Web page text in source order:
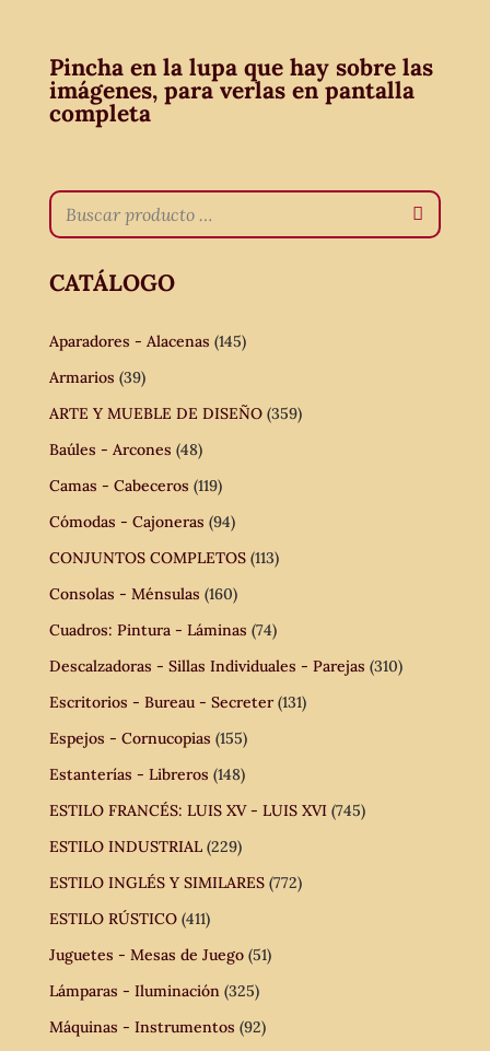
Pincha en la lupa que hay sobre las
imágenes, para verlas en pantalla
completa
CATÁLOGO
Aparadores - Alacenas (145)
Armarios (39)
ARTE Y MUEBLE DE DISEÑO (359)
Baúles - Arcones (48)
Camas - Cabeceros (119)
Cómodas - Cajoneras (94)
CONJUNTOS COMPLETOS (113)
Consolas - Ménsulas (160)
Cuadros: Pintura - Láminas (74)
Descalzadoras - Sillas Individuales - Parejas (310)
Escritorios - Bureau - Secreter (131)
Espejos - Cornucopias (155)
Estanterías - Libreros (148)
ESTILO FRANCÉS: LUIS XV - LUIS XVI (745)
ESTILO INDUSTRIAL (229)
ESTILO INGLÉS Y SIMILARES (772)
ESTILO RÚSTICO (411)
Juguetes - Mesas de Juego (51)
Lámparas - Iluminación (325)
Máquinas - Instrumentos (92)